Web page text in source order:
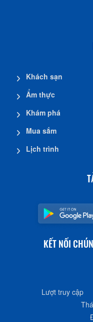
Khách sạn
Ẩm thực
Khám phá
Mua sắm
Lịch trình
KẾT NỐI
Lượt truy cập